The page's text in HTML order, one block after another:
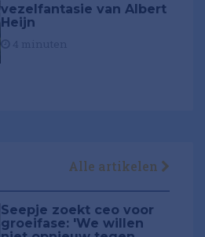
vezelfantasie van Albert
Heijn
Alle artikelen
Seepje zoekt ceo voor
groeifase: 'We willen